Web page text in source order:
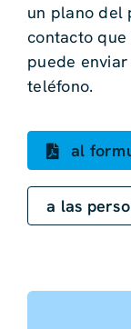
un plano del
contacto que
puede
teléfono.
al
a las